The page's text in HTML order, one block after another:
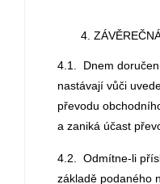
4.1. Dnem
nastávají vůči
převodu
a zaniká účast
4.2. Odmítne-li
základě podaného